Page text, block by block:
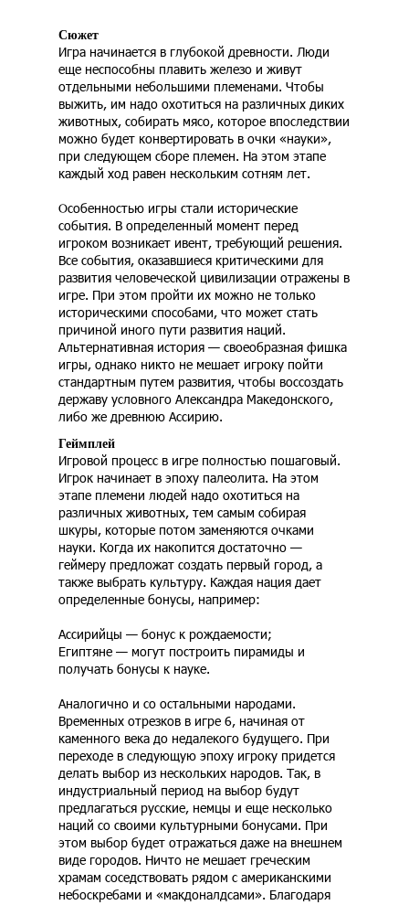
Сюжет
Игра начинается в глубокой древности. Люди
еще неспособны плавить железо и живут
отдельными небольшими племенами. Чтобы
выжить, им надо охотиться на различных диких
животных, собирать мясо, которое впоследствии
можно будет конвертировать в очки «науки»,
при следующем сборе племен. На этом этапе
каждый ход равен нескольким сотням лет.
Особенностью игры стали исторические
события. В определенный момент перед
игроком возникает ивент, требующий решения.
Все события, оказавшиеся критическими для
развития человеческой цивилизации отражены в
игре. При этом пройти их можно не только
историческими способами, что может стать
причиной иного пути развития наций.
Альтернативная история — своеобразная фишка
игры, однако никто не мешает игроку пойти
стандартным путем развития, чтобы воссоздать
державу условного Александра Македонского,
либо же древнюю Ассирию.
Геймплей
Игровой процесс в игре полностью пошаговый.
Игрок начинает в эпоху палеолита. На этом
этапе племени людей надо охотиться на
различных животных, тем самым собирая
шкуры, которые потом заменяются очками
науки. Когда их накопится достаточно —
геймеру предложат создать первый город, а
также выбрать культуру. Каждая нация дает
определенные бонусы, например:
Ассирийцы — бонус к рождаемости;
Египтяне — могут построить пирамиды и
получать бонусы к науке.
Аналогично и со остальными народами.
Временных отрезков в игре 6, начиная от
каменного века до недалекого будущего. При
переходе в следующую эпоху игроку придется
делать выбор из нескольких народов. Так, в
индустриальный период на выбор будут
предлагаться русские, немцы и еще несколько
наций со своими культурными бонусами. При
этом выбор будет отражаться даже на внешнем
виде городов. Ничто не мешает греческим
храмам соседствовать рядом с американскими
небоскребами и «макдоналдсами». Благодаря